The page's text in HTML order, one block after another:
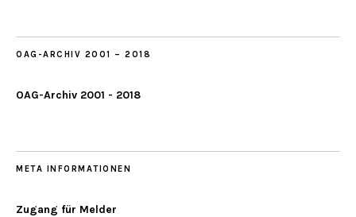
OAG-ARCHIV 2001 – 2018
OAG-Archiv 2001 - 2018
META INFORMATIONEN
Zugang für Melder